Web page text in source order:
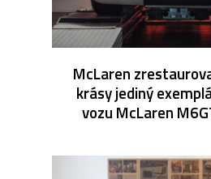
McLaren
krásy jediný
vozu McLaren